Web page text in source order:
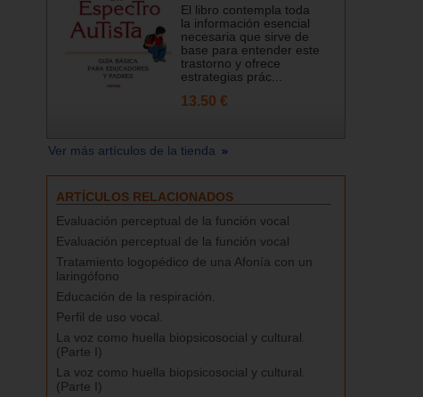
El libro contempla toda
la información esencial
necesaria que sirve de
base para entender este
trastorno y ofrece
estrategias prác...
13.50 €
Ver más artículos de la tienda
ARTÍCULOS RELACIONADOS
Evaluación perceptual de la función vocal
Evaluación perceptual de la función vocal
Tratamiento logopédico de una Afonía con un
laringófono
Educación de la respiración.
Perfil de uso vocal.
La voz como huella biopsicosocial y cultural.
(Parte I)
La voz como huella biopsicosocial y cultural.
(Parte I)